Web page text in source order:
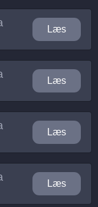
Læs
Læs
Læs
Læs